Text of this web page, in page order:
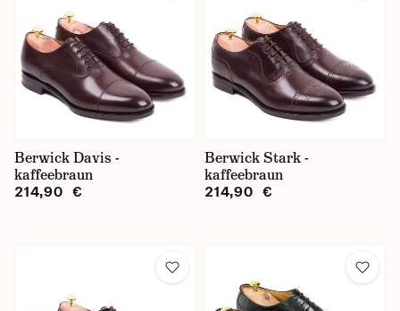
Berwick Davis -
kaffeebraun
214,90 €
Berwick Stark -
kaffeebraun
214,90 €